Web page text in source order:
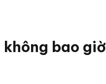
không bao giờ